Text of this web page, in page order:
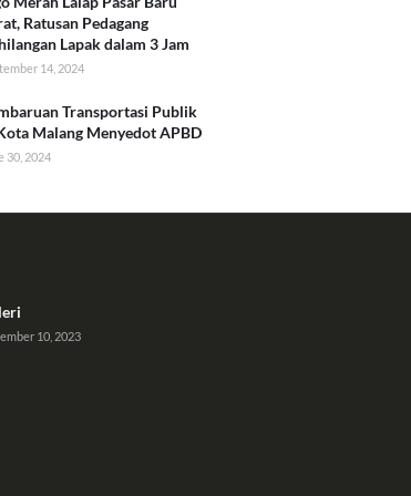
Ratusan Pedagang
Lapak dalam 3 Jam
14, 2024
Transportasi Publik
Malang Menyedot APBD
30, 2024
10, 2023